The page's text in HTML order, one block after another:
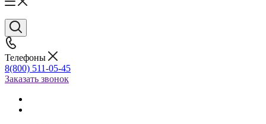
Телефоны
8(800) 511-05-45
Заказать звонок